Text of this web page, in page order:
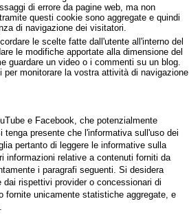
di errore da pagine web, ma non
questi cookie sono aggregate e quindi
di navigazione dei visitatori.
le scelte fatte dall'utente all'interno del
le modifiche apportate alla dimensione del
un video o i commenti su un blog.
per monitorare la vostra attività di navigazione
e Facebook, che potenzialmente
presente che l'informativa sull'uso dei
pertanto di leggere le informative sulla
informazioni relative a contenuti forniti da
i paragrafi seguenti. Si desidera
rispettivi provider o concessionari di
unicamente statistiche aggregate, e